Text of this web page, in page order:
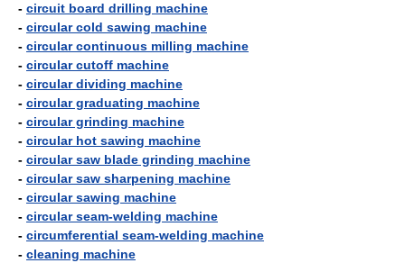
- circuit board drilling machine
- circular cold sawing machine
- circular continuous milling machine
- circular cutoff machine
- circular dividing machine
- circular graduating machine
- circular grinding machine
- circular hot sawing machine
- circular saw blade grinding machine
- circular saw sharpening machine
- circular sawing machine
- circular seam-welding machine
- circumferential seam-welding machine
- cleaning machine